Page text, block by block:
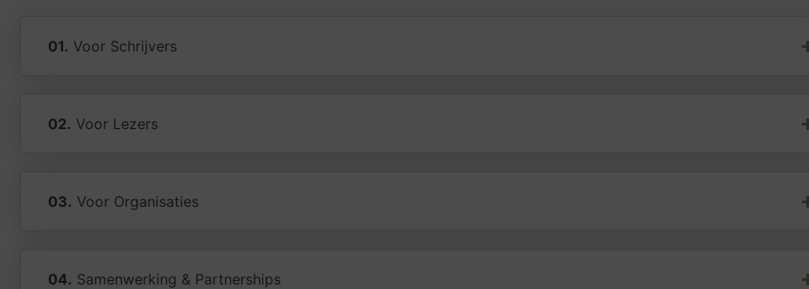
01. Voor Schrijvers
02. Voor Lezers
03. Voor Organisaties
04. Samenwerking & Partnerships